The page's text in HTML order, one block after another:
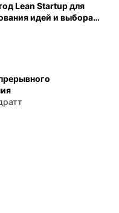
Lean Startup для
идей и выбора